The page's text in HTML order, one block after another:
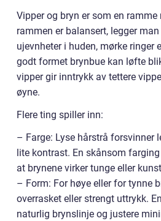
Vipper og bryn er som en ramme
rammen er balansert, legger
ujevnheter i huden, mørke ringer
godt formet brynbue kan løfte
vipper gir inntrykk av tettere
øyne.
Flere ting spiller inn:
– Farge: Lyse hårstrå forsvinner
lite kontrast. En skånsom
at brynene virker tunge eller
– Form: For høye eller for tynne
overrasket eller strengt uttrykk.
naturlig brynslinje og justere